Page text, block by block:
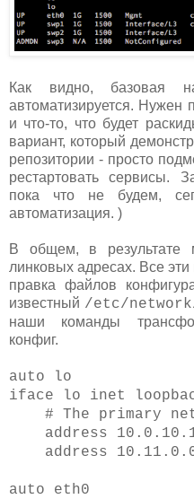
Как видно, базовая
автоматизируется. Нужен
и что-то, что будет
вариант, который
репозитории - просто
рестартовать сервисы.
пока что не будем,
автоматизация. )
В общем, в результате
линковых адресах. Все
правка файлов
известный /etc/
наши команды
конфиг.
auto lo
iface lo inet
# The primary
address
address
auto eth0